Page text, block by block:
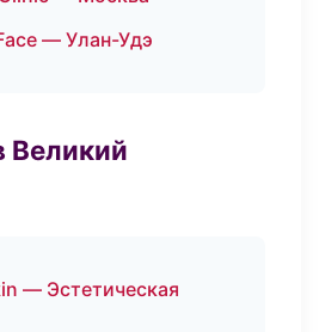
— Улан-Удэ
Великий
— Эстетическая